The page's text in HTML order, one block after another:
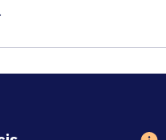
.